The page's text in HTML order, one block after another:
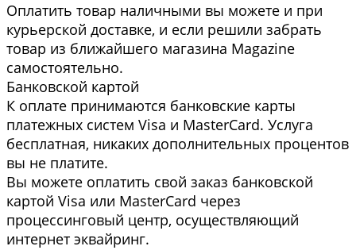
Оплатить товар наличными вы можете и при
курьерской доставке, и если решили забрать
товар из ближайшего магазина Magazine
самоcтоятельно.
Банковской картой
К оплате принимаются банковские карты
платежных систем Visa и MasterCard. Услуга
бесплатная, никаких дополнительных процентов
вы не платите.
Вы можете оплатить свой заказ банковской
картой Visa или MasterCard через
процессинговый центр, осуществляющий
интернет эквайринг.